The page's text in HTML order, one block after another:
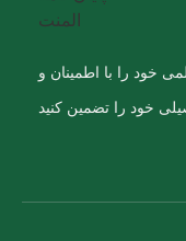
خود را با اطمینان و